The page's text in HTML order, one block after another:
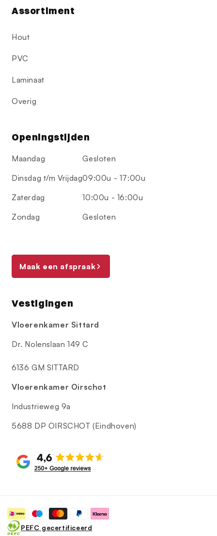
Assortiment
Hout
PVC
Laminaat
Overig
Openingstijden
Maandag
Dinsdag t/m Vrijdag
Zaterdag
Zondag
Gesloten
09:00u - 17:00u
10:00u - 16:00u
Gesloten
Maak een afspraak
Vestigingen
Vloerenkamer Sittard
Dr. Nolenslaan 149 C
6136 GM SITTARD
Vloerenkamer Oirschot
Industrieweg 9a
5688 DP OIRSCHOT (Eindhoven)
PEFC gecertificeerd
Betaalmethoden